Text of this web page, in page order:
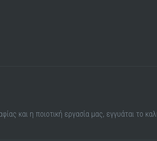
και η ποιοτική εργασία μας, εγγυάται το